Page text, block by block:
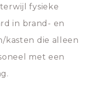
fysieke
in brand- en
kasten die alleen
met een